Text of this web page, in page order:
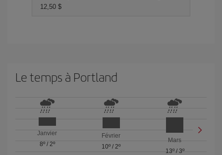
12,50 $
Le temps à Portland
Janvier
8º/ 2º
Février
10º / 2º
Mars
13º/ 3º